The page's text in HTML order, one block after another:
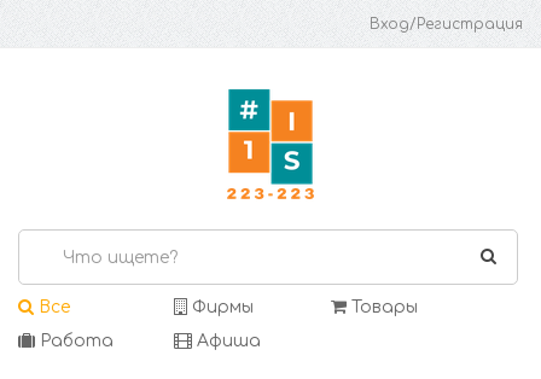
Вход/Регистрация
Все Фирмы
Товары
Работа
Афиша